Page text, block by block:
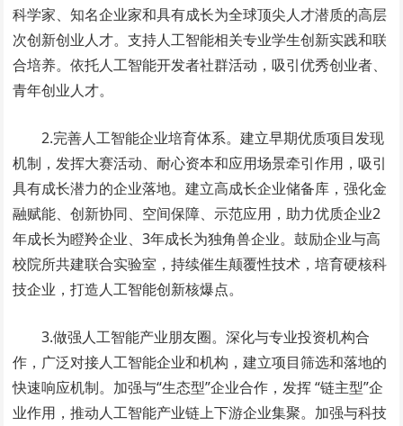
科学家、知名企业家和具有成长为全球顶尖人才潜质的高层
次创新创业人才。支持人工智能相关专业学生创新实践和联
合培养。依托人工智能开发者社群活动，吸引优秀创业者、
青年创业人才。
2.完善人工智能企业培育体系。建立早期优质项目发现
机制，发挥大赛活动、耐心资本和应用场景牵引作用，吸引
具有成长潜力的企业落地。建立高成长企业储备库，强化金
融赋能、创新协同、空间保障、示范应用，助力优质企业2
年成长为瞪羚企业、3年成长为独角兽企业。鼓励企业与高
校院所共建联合实验室，持续催生颠覆性技术，培育硬核科
技企业，打造人工智能创新核爆点。
3.做强人工智能产业朋友圈。深化与专业投资机构合
作，广泛对接人工智能企业和机构，建立项目筛选和落地的
快速响应机制。加强与“生态型”企业合作，发挥 “链主型”企
业作用，推动人工智能产业链上下游企业集聚。加强与科技